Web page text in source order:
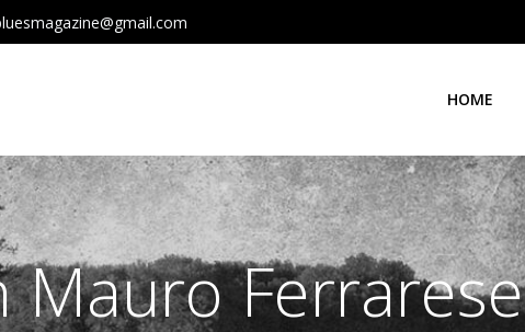
HOME
Mauro Ferrarese